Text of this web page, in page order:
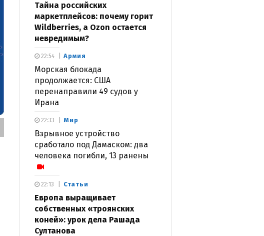
Тайна российских
маркетплейсов: почему горит
Wildberries, а Ozon остается
невредимым?
Армия
Морская блокада
продолжается: США
перенаправили 49 судов у
Ирана
22:54
Мир
Взрывное устройство
сработало под Дамаском: два
человека погибли, 13 ранены
22:33
Статьи
Европа выращивает
собственных «троянских
коней»: урок дела Рашада
Султанова
22:13